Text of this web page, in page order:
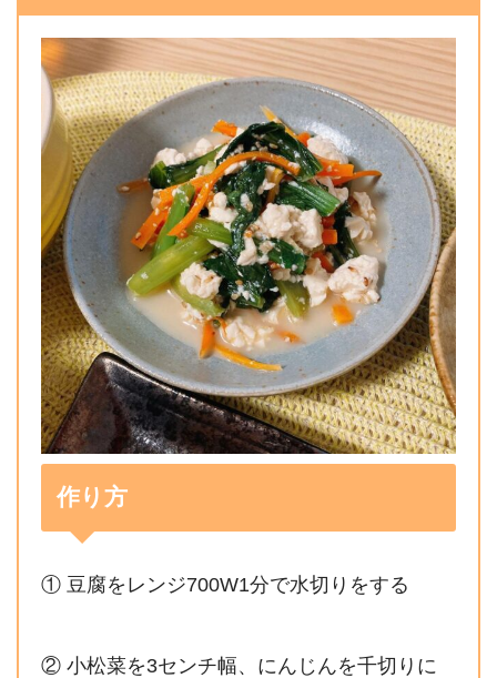
作り方
① 豆腐をレンジ700W1分で水切りをする
② 小松菜を3センチ幅、にんじんを千切りに